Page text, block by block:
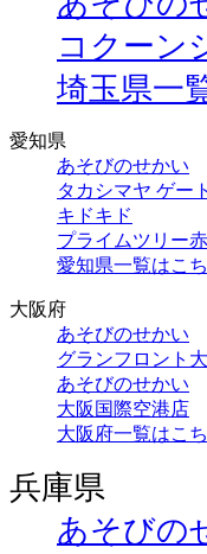
コクーン
埼玉県一
愛知県
あそびのせかい
タカシマヤ ゲー
キドキド
プライムツリー
愛知県一覧はこ
大阪府
あそびのせかい
グランフロント
あそびのせかい
大阪国際空港店
大阪府一覧はこ
兵庫県
あそびの